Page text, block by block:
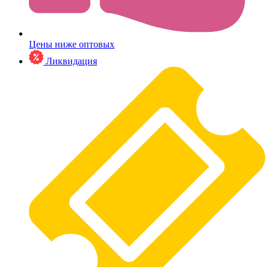
Цены ниже оптовых
Ликвидация